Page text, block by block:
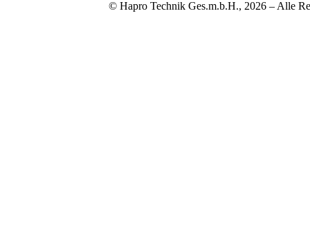
© Hapro Technik Ges.m.b.H., 2026 – Alle